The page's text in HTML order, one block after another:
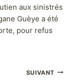
aux sinistrés
Guèye a été
pour refus
SUIVANT